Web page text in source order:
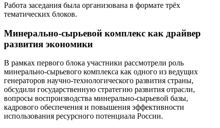
Работа заседания была организована в формате трёх
тематических блоков.
Минерально-сырьевой комплекс как драйвер
развития экономики
В рамках первого блока участники рассмотрели роль
минерально-сырьевого комплекса как одного из ведущих
генераторов научно-технологического развития страны,
обсудили государственную стратегию развития отрасли,
вопросы воспроизводства минерально-сырьевой базы,
кадрового обеспечения и повышения эффективности
использования ресурсного потенциала России.